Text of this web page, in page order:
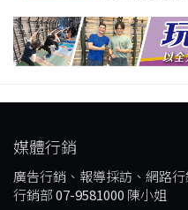
媒體行銷
廣告行銷、報導採訪、網路
行銷部07-9581000 陳小姐